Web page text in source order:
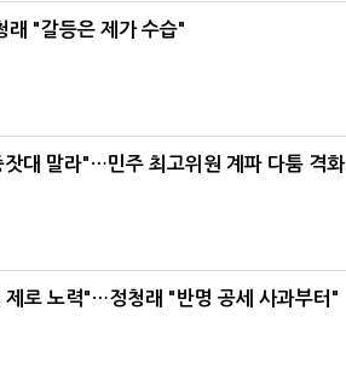
래 "갈등은 제가 수습"
대 말라"…민주 최고위원 계파 다툼 격화
제로 노력"…정청래 "반명 공세 사과부터"